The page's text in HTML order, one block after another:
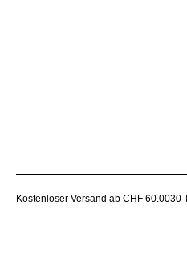
Kostenloser Versand ab CHF 60.0030